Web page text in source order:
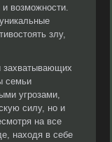
возможности.
злу,
захватывающих
семьи
угрозами,
силу, но и
на все
находя в себе